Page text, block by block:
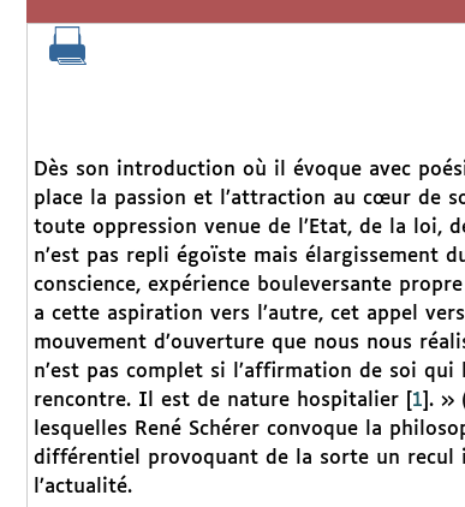
Dès son introduction où il évoque avec
place la passion et l’attraction au cœur de
toute oppression venue de l’Etat, de la loi,
n’est pas repli égoïste mais élargissement
conscience, expérience bouleversante
a cette aspiration vers l’autre, cet appel
mouvement d’ouverture que nous nous
n’est pas complet si l’affirmation de soi
rencontre. Il est de nature hospitalier[ 1 . »
lesquelles René Schérer convoque la
différentiel provoquant de la sorte un recul
l’actualité.